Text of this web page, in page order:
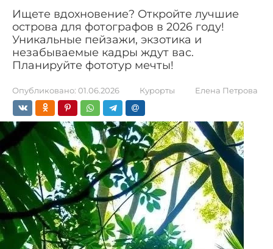
Ищете вдохновение? Откройте лучшие
острова для фотографов в 2026 году!
Уникальные пейзажи, экзотика и
незабываемые кадры ждут вас.
Планируйте фототур мечты!
Опубликовано: 01.06.2026 Курорты Елена Петрова